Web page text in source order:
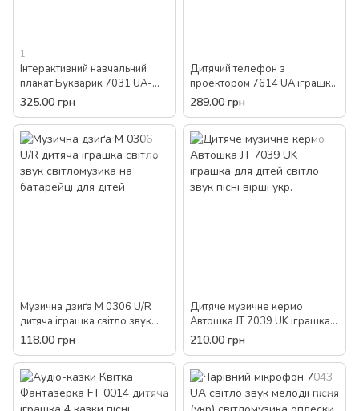
1
Інтерактивний навчальний
плакат Букварик 7031 UA-
CPИ Limo Toy розвиваючі
іграшки для дітей звуки
мелодії пісні загадки
325.00 грн
Дитячий телефон з
проектором 7614 UA іграшка
звук світло алфавіт цифри
казки для дітей
289.00 грн
Музична дзиґа M 0306 U/R
дитяча іграшка світло звук
світломузика на батарейці для
118.00 грн
Дитяче музичне кермо
Автошка JT 7039 UK іграшка
для дітей світло звук пісні
вірші укр.
210.00 грн